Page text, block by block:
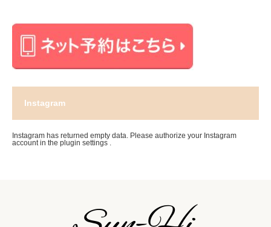
Instagram
Instagram has returned empty data. Please authorize your Instagram
account in the plugin settings .